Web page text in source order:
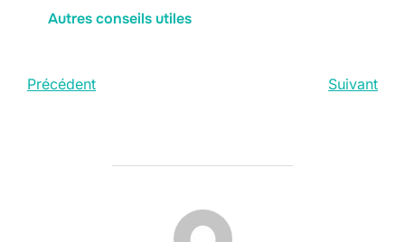
Autres conseils utiles
Précédent Suivant
AUTEUR DE LA PUBLICATION